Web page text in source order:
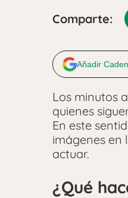
Comparte:
Añadir
Los minutos
quienes
En este
imágenes en
actuar.
¿Qué